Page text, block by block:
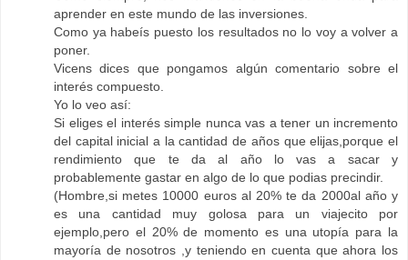
aprender en este mundo de las inversiones.
Como ya habeís puesto los resultados no lo voy a volver a
poner.
Vicens dices que pongamos algún comentario sobre el
interés compuesto.
Yo lo veo así:
Si eliges el interés simple nunca vas a tener un incremento
del capital inicial a la cantidad de años que elijas,porque el
rendimiento que te da al año lo vas a sacar y
probablemente gastar en algo de lo que podias precindir.
(Hombre,si metes 10000 euros al 20% te da 2000al año y
es una cantidad muy golosa para un viajecito por
ejemplo,pero el 20% de momento es una utopía para la
mayoría de nosotros ,y teniendo en cuenta que ahora los